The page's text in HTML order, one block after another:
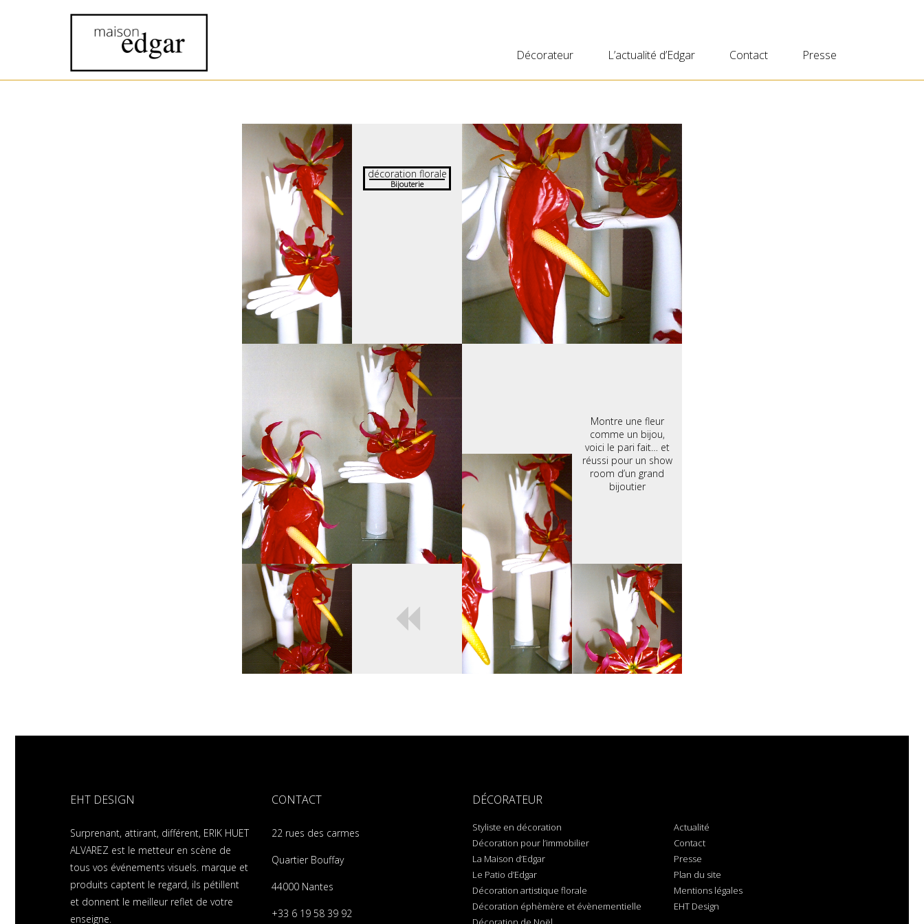
Décorateur L’actualité d’Edgar Contact Presse
décoration florale
Bijouterie
Montre une fleur
comme un bijou,
voici le pari fait… et
réussi pour un show
room d’un grand
bijoutier
EHT DESIGN
Surprenant, attirant, différent, ERIK HUET
ALVAREZ est le metteur en scène de
tous vos événements visuels. marque et
produits captent le regard, ils pétillent
et donnent le meilleur reflet de votre
enseigne.
CONTACT
22 rues des carmes
Quartier Bouffay
44000 Nantes
+33 6 19 58 39 92
DÉCORATEUR
Styliste en décoration
Décoration pour l’immobilier
La Maison d’Edgar
Le Patio d’Edgar
Décoration artistique florale
Décoration éphèmère et évènementielle
Actualité
Contact
Presse
Plan du site
Mentions légales
EHT Design